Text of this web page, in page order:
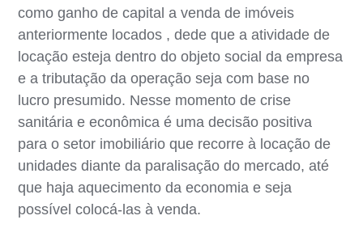
como ganho de capital a venda de imóveis
anteriormente locados , dede que a atividade de
locação esteja dentro do objeto social da empresa
e a tributação da operação seja com base no
lucro presumido. Nesse momento de crise
sanitária e econômica é uma decisão positiva
para o setor imobiliário que recorre à locação de
unidades diante da paralisação do mercado, até
que haja aquecimento da economia e seja
possível colocá-las à venda.